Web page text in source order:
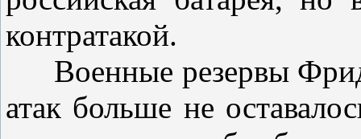
контратакой.
Военные резервы
атак больше не